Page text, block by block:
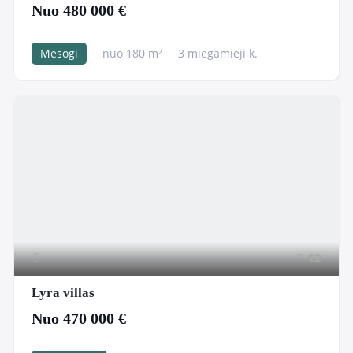
Nuo 480 000 €
Mesogi nuo 180 m²
3 miegamieji k.
12
Lyra villas
Nuo 470 000 €